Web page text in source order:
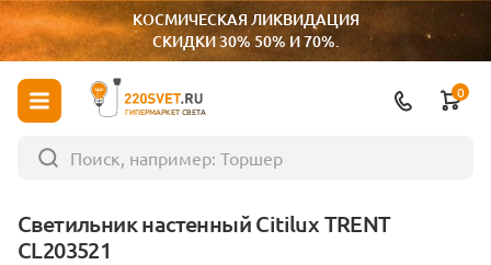
КОСМИЧЕСКАЯ ЛИКВИДАЦИЯ
СКИДКИ 30% 50% И 70%.
ГИПЕРМАРКЕТ СВЕТА
0
Светильник настенный Citilux TRENT
CL203521